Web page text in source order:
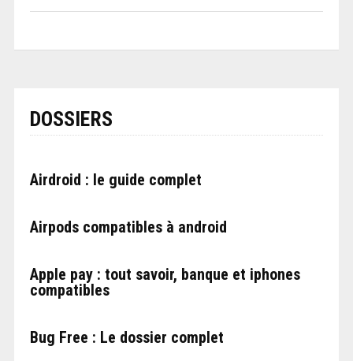
DOSSIERS
Airdroid : le guide complet
Airpods compatibles à android
Apple pay : tout savoir, banque et iphones
compatibles
Bug Free : Le dossier complet